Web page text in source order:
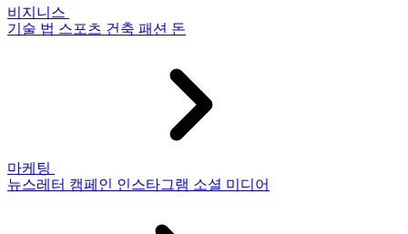
비지니스
기술 법 스포츠 건축 패션 돈
마케팅
뉴스레터 캠페인 인스타그램 소셜 미디어